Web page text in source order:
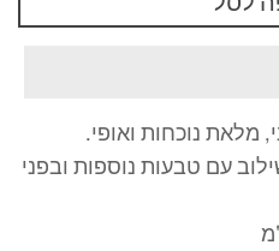
מלאת נוכחות ואופי.
עם טבעות נוספות ובפני